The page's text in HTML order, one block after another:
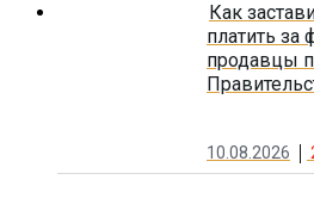
Как
платить
продавцы
10.08.2026